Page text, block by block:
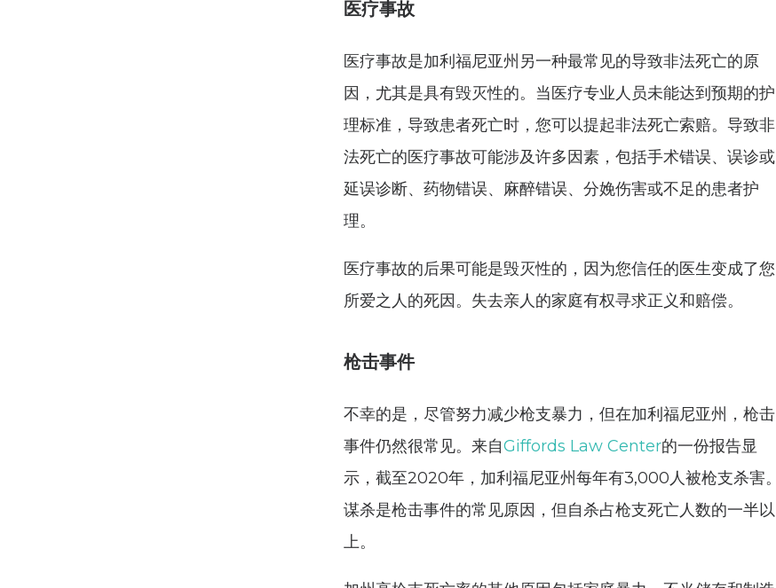
医疗事故
医疗事故是加利福尼亚州另一种最常见的导致非法死亡的原
因，尤其是具有毁灭性的。当医疗专业人员未能达到预期的护
理标准，导致患者死亡时，您可以提起非法死亡索赔。导致非
法死亡的医疗事故可能涉及许多因素，包括手术错误、误诊或
延误诊断、药物错误、麻醉错误、分娩伤害或不足的患者护
理。
医疗事故的后果可能是毁灭性的，因为您信任的医生变成了您
所爱之人的死因。失去亲人的家庭有权寻求正义和赔偿。
枪击事件
不幸的是，尽管努力减少枪支暴力，但在加利福尼亚州，枪击
事件仍然很常见。来自Giffords Law Center的一份报告显
示，截至2020年，加利福尼亚州每年有3,000人被枪支杀害。
谋杀是枪击事件的常见原因，但自杀占枪支死亡人数的一半以
上。